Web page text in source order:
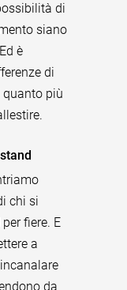
di
siano
è
di
più
chi si
fiere. E
a
da